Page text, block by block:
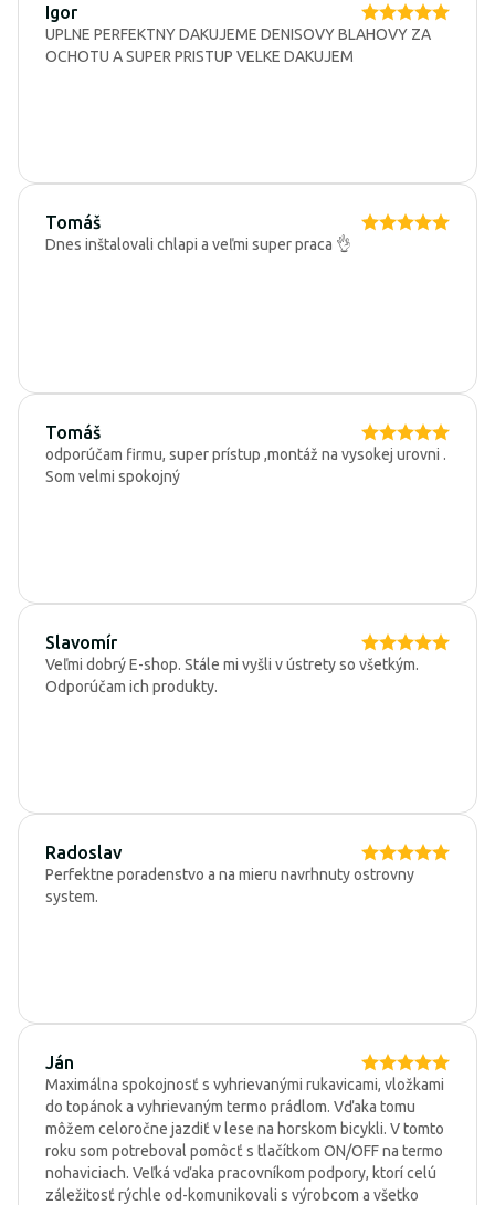
Igor
UPLNE PERFEKTNY DAKUJEME DENISOVY BLAHOVY ZA
OCHOTU A SUPER PRISTUP VELKE DAKUJEM
Tomáš
Dnes inštalovali chlapi a veľmi super praca 👌
Tomáš
odporúčam firmu, super prístup ,montáž na vysokej urovni .
Som velmi spokojný
Slavomír
Veľmi dobrý E-shop. Stále mi vyšli v ústrety so všetkým.
Odporúčam ich produkty.
Radoslav
Perfektne poradenstvo a na mieru navrhnuty ostrovny
system.
Ján
Maximálna spokojnosť s vyhrievanými rukavicami, vložkami
do topánok a vyhrievaným termo prádlom. Vďaka tomu
môžem celoročne jazdiť v lese na horskom bicykli. V tomto
roku som potreboval pomôcť s tlačítkom ON/OFF na termo
nohaviciach. Veľká vďaka pracovníkom podpory, ktorí celú
záležitosť rýchle od-komunikovali s výrobcom a všetko